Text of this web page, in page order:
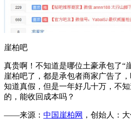
崖柏吧
真贵啊！不知道是哪位土豪承包了“
崖柏吧了，都是承包者商家广告了
知道真假，但是一年好几十万，不
的，能收回成本吗？
——来源： 中国崖柏网 ，创始人：